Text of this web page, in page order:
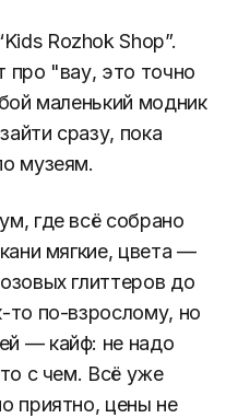
Rozhok Shop”.
про "вау, это точно
маленький модник
сразу, пока
музеям.
где всё собрано
мягкие, цвета —
глиттеров до
то по-взрослому, но
— кайф: не надо
с чем. Всё уже
приятно, цены не